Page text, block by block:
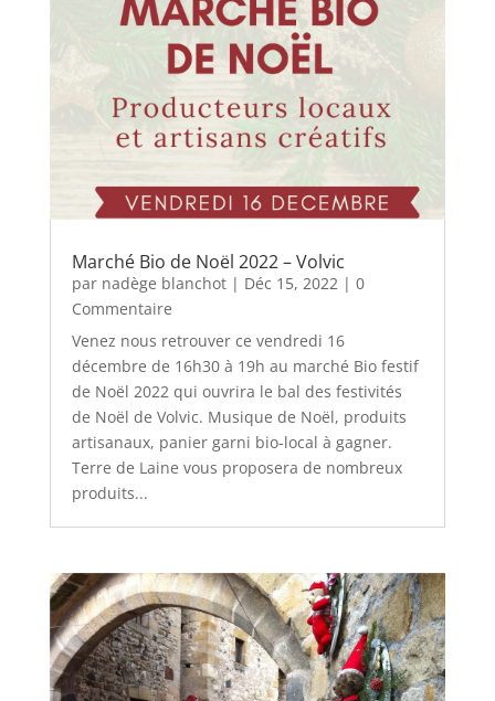
Marché Bio de Noël 2022 – Volvic
par nadège blanchot| Déc 15, 2022 | 0
Commentaire
Venez nous retrouver ce vendredi 16
décembre de 16h30 à 19h au marché Bio festif
de Noël 2022 qui ouvrira le bal des festivités
de Noël de Volvic. Musique de Noël, produits
artisanaux, panier garni bio-local à gagner.
Terre de Laine vous proposera de nombreux
produits...